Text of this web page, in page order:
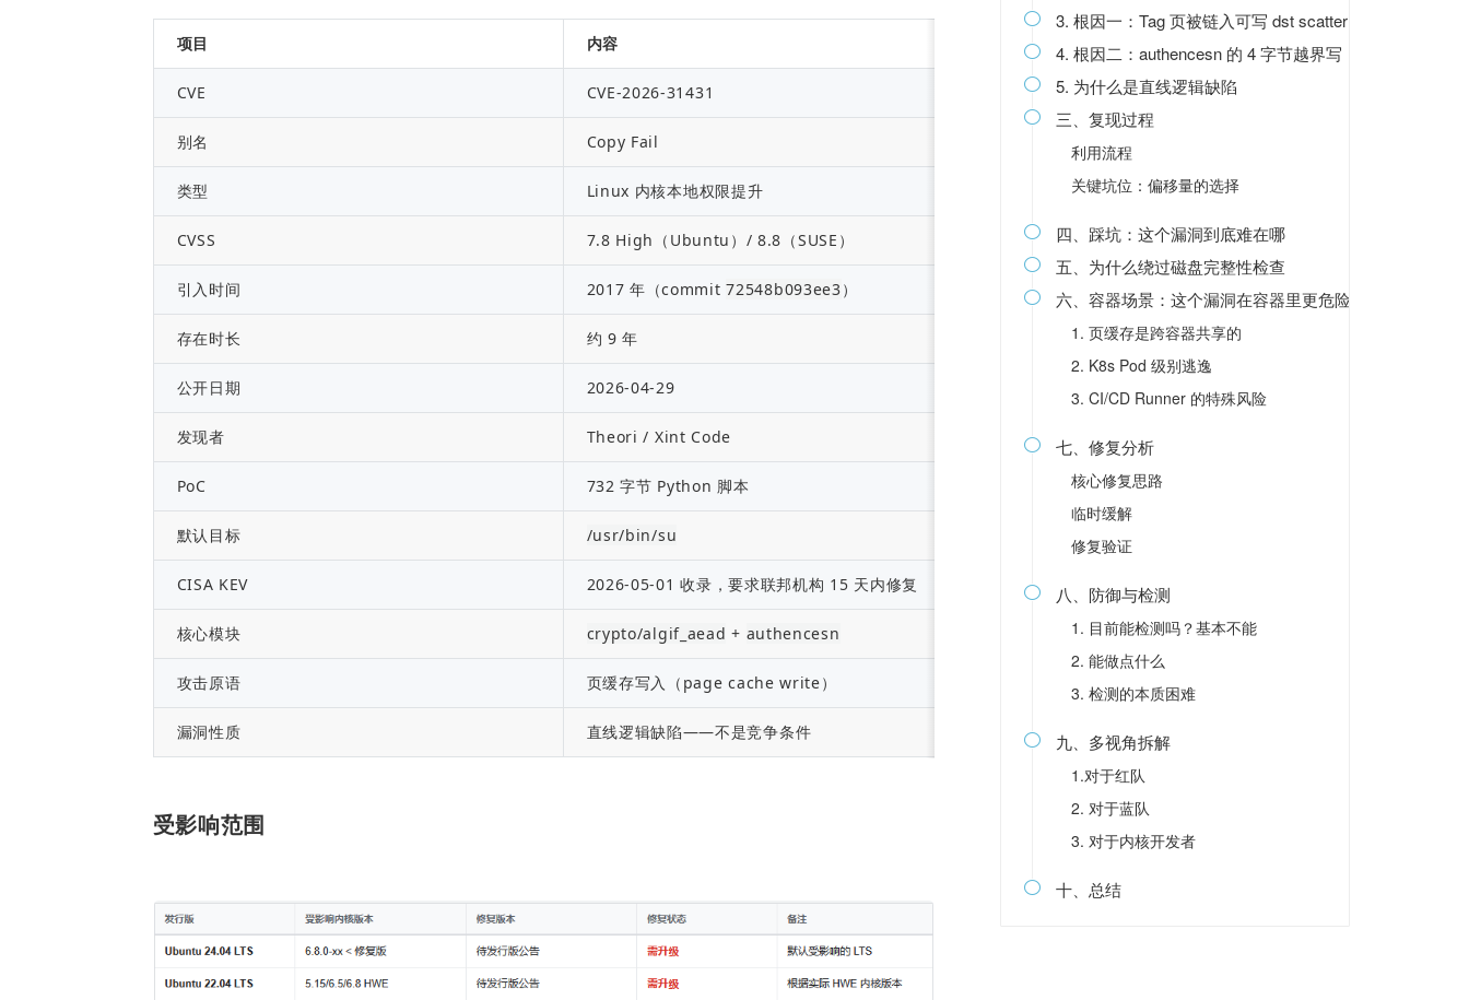
项目 内容
CVE CVE-2026-31431
别名 Copy Fail
类型 Linux 内核本地权限提升
CVSS 7.8 High（Ubuntu）/ 8.8（SUSE）
引入时间 2017 年（commit 72548b093ee3）
存在时长 约 9 年
公开日期 2026-04-29
发现者 Theori / Xint Code
PoC 732 字节 Python 脚本
默认目标 /usr/bin/su
CISA KEV 2026-05-01 收录，要求联邦机构 15 天内修复
核心模块 crypto/algif_aead + authencesn
攻击原语 页缓存写入（page cache write）
漏洞性质 直线逻辑缺陷——不是竞争条件
受影响范围
 3. 根因一：Tag 页被链入可写 dst scatterlist
 4. 根因二：authencesn 的 4 字节越界写
 5. 为什么是直线逻辑缺陷
 三、复现过程
利用流程
关键坑位：偏移量的选择
 四、踩坑：这个漏洞到底难在哪
 五、为什么绕过磁盘完整性检查
 六、容器场景：这个漏洞在容器里更危险
1. 页缓存是跨容器共享的
2. K8s Pod 级别逃逸
3. CI/CD Runner 的特殊风险
 七、修复分析
核心修复思路
临时缓解
修复验证
 八、防御与检测
1. 目前能检测吗？基本不能
2. 能做点什么
3. 检测的本质困难
 九、多视角拆解
1.对于红队
2. 对于蓝队
3. 对于内核开发者
 十、总结